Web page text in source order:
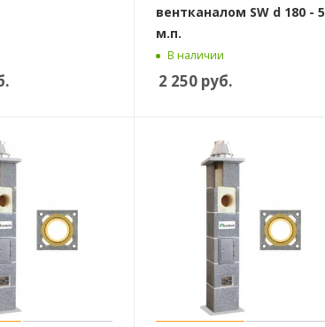
вентканалом SW d 180 - 5
м.п.
В наличии
2 250руб.